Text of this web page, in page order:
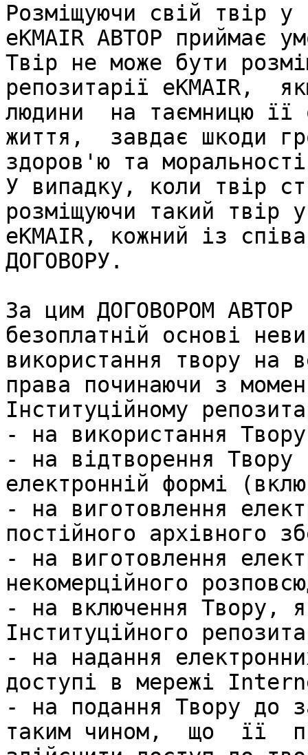
Розміщуючи свій твір у
eKMAIR АВТОР приймає
Твір не може бути
репозитарії eKMAIR,
людини  на таємницю її
життя,  завдає шкоди
здоров'ю та
У випадку, коли твір
розміщуючи такий твір
eKMAIR, кожний із
ДОГОВОРУ.
За цим ДОГОВОРОМ АВТОР
безоплатній основі
використання твору на
права починаючи з
Інституційному
- на використання
- на відтворення
електронній формі
- на виготовлення
постійного архівного
- на виготовлення
некомерційного
- на включення Твору,
Інституційного
- на надання
доступі в мережі
- на подання Твору до
таким чином,  що  її